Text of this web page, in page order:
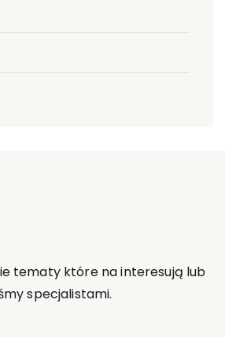
tematy które na interesują lub
specjalistami.